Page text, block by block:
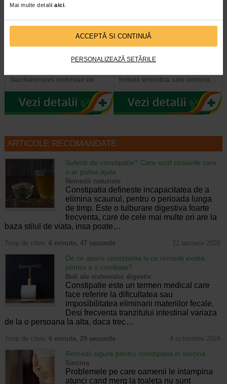
Mai multe detalii aici.
ACCEPTĂ SI CONTINUĂ
PERSONALIZEAZĂ SETĂRILE
ProbioSuport Forte, 10
capsule vegetale, Naturalis
Saccharomyces cerevisiae var…
ProbioSuport Complex, 15
formula simbiotica, care combina…
ARTICOLE RECOMANDATE
Suferiti de constipatie? Care sunt ceaiurile care
v-ar putea ajuta
Remedii naturiste
Constipatia defineste incapacitatea de a
elimina scaunul, pentru o perioada lunga
de timp. Este o tulburare digestiva foarte
frecventa, care de cele mai multe ori are la
baza stilul de viata, insa poate…
Timp de citire: 6 minute, 47 secunde 21 ianuarie 2026
De ce apare constipatia si ce remedii exista
pentru a o combate?
Boli ale sistemului digestiv
Constipatie este un termen medical care
face referire la dificultatea sau
imposibilitatea eliminarii materiilor fecale.
Desi frecventa tranzitului intestinal variaza
de la o persoana la alta, daca trec…
Timp de citire: 6 minute, 29 secunde 4 octombrie 2024
Remedii sigure pentru constipatia in sarcina
Sarcina
Problemele pe care oamenii le intampina
atunci cand merg la toaleta nu sunt